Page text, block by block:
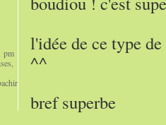
l'idée de ce type
^^
bref superbe
pm